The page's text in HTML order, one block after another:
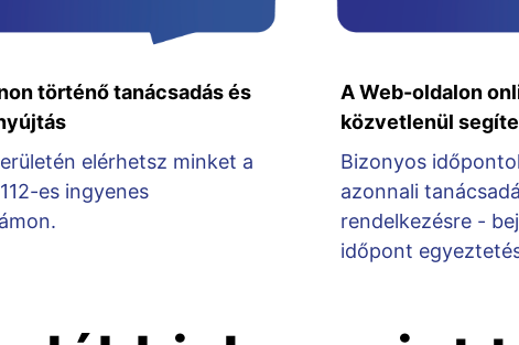
történő tanácsadás és
elérhetsz minket a
es ingyenes
A Web-oldalon
közvetlenül
Bizonyos
azonnali
rendelkezésre -
időpont